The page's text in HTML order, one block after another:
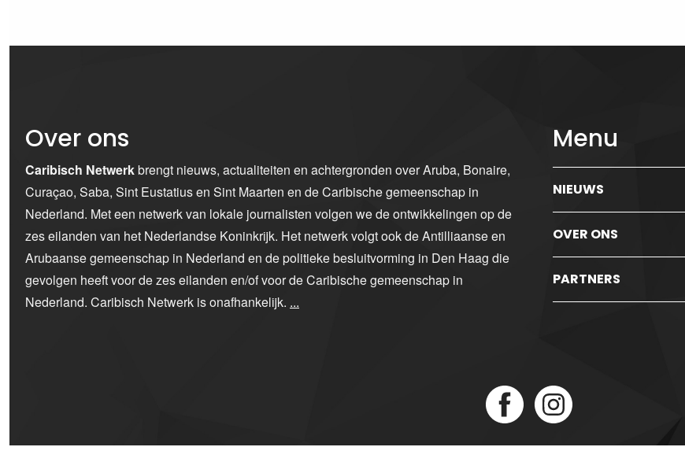
Over ons
Caribisch Netwerkbrengt nieuws, actualiteiten en achtergronden over Aruba, Bonaire,
Curaçao, Saba, Sint Eustatius en Sint Maarten en de Caribische gemeenschap in
Nederland. Met een netwerk van lokale journalisten volgen we de ontwikkelingen op de
zes eilanden van het Nederlandse Koninkrijk. Het netwerk volgt ook de Antilliaanse en
Arubaanse gemeenschap in Nederland en de politieke besluitvorming in Den Haag die
gevolgen heeft voor de zes eilanden en/of voor de Caribische gemeenschap in
Nederland. Caribisch Netwerk is onafhankelijk. ...
Menu
NIEUWS
OVER ONS
PARTNERS